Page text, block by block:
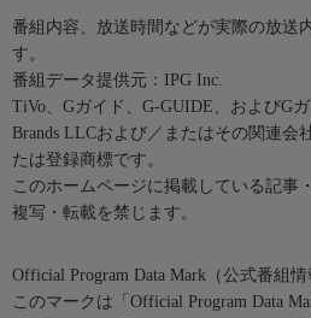
番組内容、放送時間などが実際の放送
す。
番組データ提供元：IPG Inc.
TiVo、Gガイド、G-GUIDE、およびG
Brands LLCおよび／またはその関連会
たは登録商標です。
このホームページに掲載している記事
複写・転載を禁じます。
Official Program Data Mark（公式番組情
このマークは「Official Program Data